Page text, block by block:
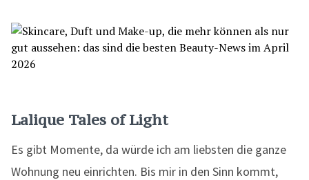
Lalique Tales of Light
Es gibt Momente, da würde ich am liebsten die ganze
Wohnung neu einrichten. Bis mir in den Sinn kommt,